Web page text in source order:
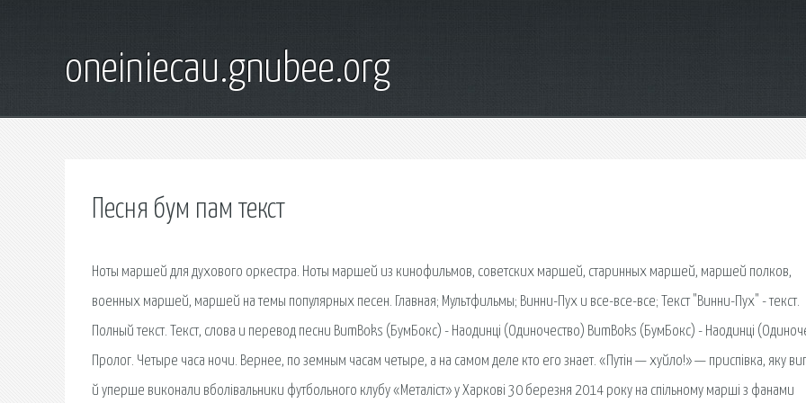
oneiniecau.gnubee.org
Песня бум пам текст
Ноты маршей для духового оркестра. Ноты маршей из кинофильмов, советских маршей, старинных маршей, маршей полков,
военных маршей, маршей на темы популярных песен. Главная; Мультфильмы; Винни-Пух и все-все-все; Текст "Винни-Пух" - текст.
Полный текст. Текст, слова и перевод песни BumBoks (БумБокс) - Наодинці (Одиночество) BumBoks (БумБокс) - Наодинці
Пролог. Четыре часа ночи. Вернее, по земным часам четыре, а на самом деле кто его знает. «Путін — хуйло!» — приспівка, яку
й уперше виконали вболівальники футбольного клубу «Металіст» у Харкові 30 березня 2014 року на спільному марші з фанами